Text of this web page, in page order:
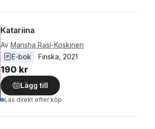
Katariina
Av Marisha Rasi-Koskinen
E-bok
Finska, 2021
190 kr
Lägg till
Läs direkt efter köp